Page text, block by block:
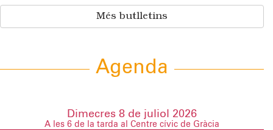
Més butlletins
Agenda
Dimecres 8 de juliol 2026
A les 6 de la tarda al Centre cívic de Gràcia